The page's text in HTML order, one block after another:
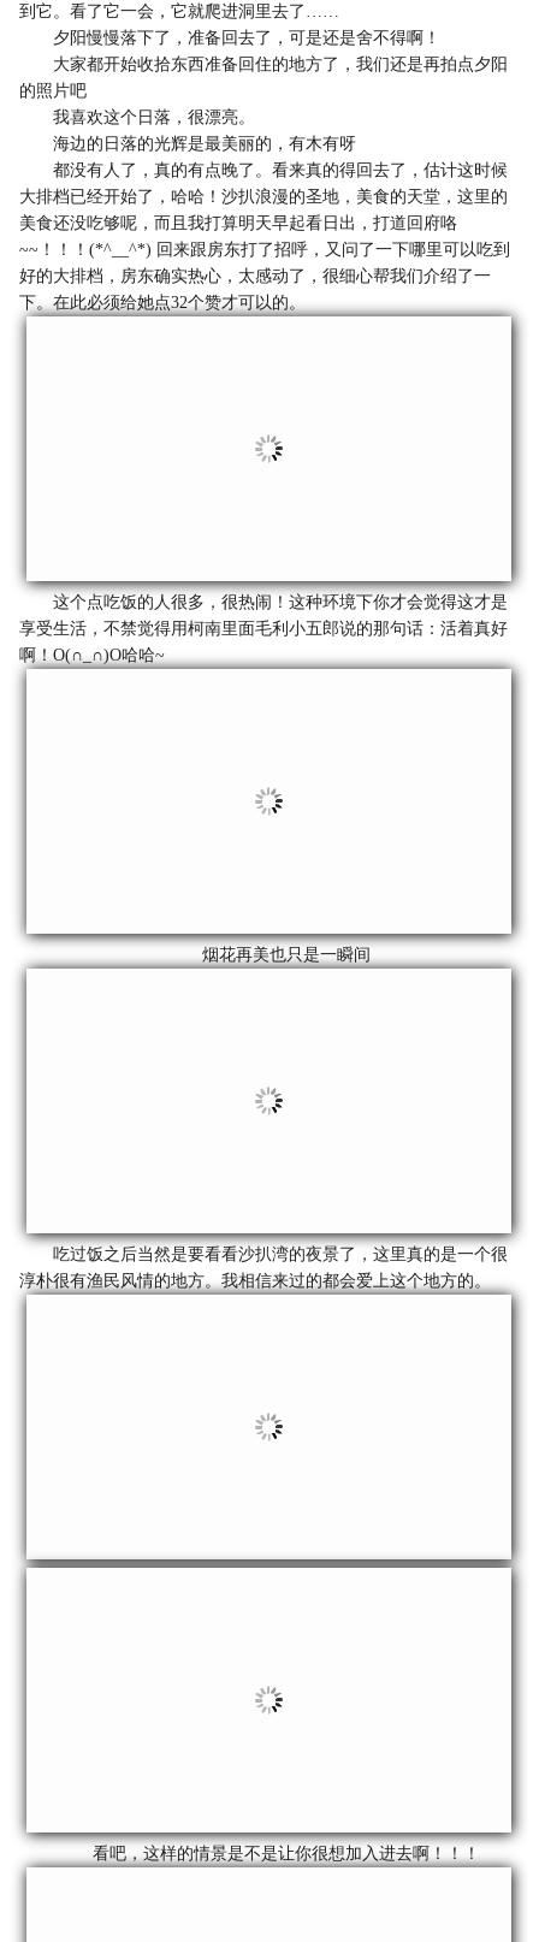
到它。看了它一会，它就爬进洞里去了……
夕阳慢慢落下了，准备回去了，可是还是舍不得啊！
大家都开始收拾东西准备回住的地方了，我们还是再拍点夕阳
的照片吧
我喜欢这个日落，很漂亮。
海边的日落的光辉是最美丽的，有木有呀
都没有人了，真的有点晚了。看来真的得回去了，估计这时候
大排档已经开始了，哈哈！沙扒浪漫的圣地，美食的天堂，这里的
美食还没吃够呢，而且我打算明天早起看日出，打道回府咯
~~！！！(*^__^*) 回来跟房东打了招呼，又问了一下哪里可以吃到
好的大排档，房东确实热心，太感动了，很细心帮我们介绍了一
下。在此必须给她点32个赞才可以的。
这个点吃饭的人很多，很热闹！这种环境下你才会觉得这才是
享受生活，不禁觉得用柯南里面毛利小五郎说的那句话：活着真好
啊！O(∩_∩)O哈哈~
烟花再美也只是一瞬间
吃过饭之后当然是要看看沙扒湾的夜景了，这里真的是一个很
淳朴很有渔民风情的地方。我相信来过的都会爱上这个地方的。
看吧，这样的情景是不是让你很想加入进去啊！！！